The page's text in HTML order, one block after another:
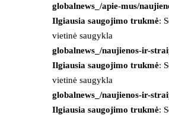
globalnews_/apie-mus/
Ilgiausia saugojimo trukmė:
vietinė saugykla
globalnews_/naujienos-ir-
Ilgiausia saugojimo trukmė:
vietinė saugykla
globalnews_/naujienos-ir-
Ilgiausia saugojimo trukmė: